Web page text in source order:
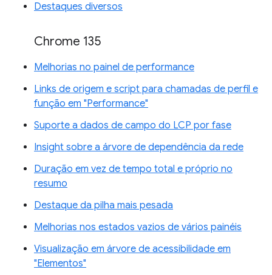
Destaques diversos
Chrome 135
Melhorias no painel de performance
Links de origem e script para chamadas de perfil e
função em "Performance"
Suporte a dados de campo do LCP por fase
Insight sobre a árvore de dependência da rede
Duração em vez de tempo total e próprio no
resumo
Destaque da pilha mais pesada
Melhorias nos estados vazios de vários painéis
Visualização em árvore de acessibilidade em
"Elementos"